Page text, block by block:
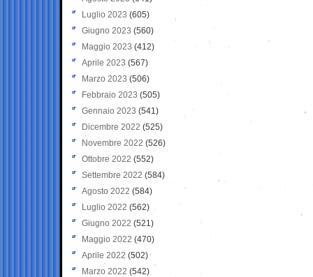
Luglio 2023 (605)
Giugno 2023 (560)
Maggio 2023 (412)
Aprile 2023 (567)
Marzo 2023 (506)
Febbraio 2023 (505)
Gennaio 2023 (541)
Dicembre 2022 (525)
Novembre 2022 (526)
Ottobre 2022 (552)
Settembre 2022 (584)
Agosto 2022 (584)
Luglio 2022 (562)
Giugno 2022 (521)
Maggio 2022 (470)
Aprile 2022 (502)
Marzo 2022 (542)